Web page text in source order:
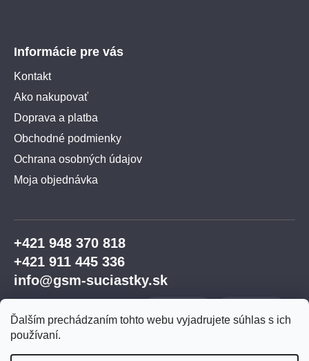
Ďalším prechádzaním tohto webu vyjadrujete súhlas s ich
používaní.
Informácie pre vás
Kontakt
Ako nakupovať
Doprava a platba
Obchodné podmienky
Ochrana osobných údajov
Moja objednávka
+421 948 370 818
+421 911 445 336
info@gsm-suciastky.sk